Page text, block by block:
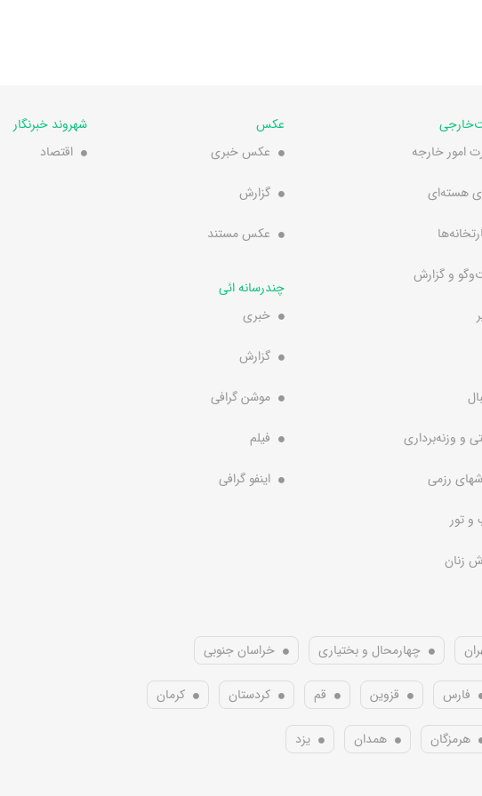
امور خارجه
هسته‌ای
و گزارش
و وزنه‌برداری
رزمی
و تور
زنان
عکس
عکس خبری
گزارش
عکس مستند
چندرسانه ائی
خبری
گزارش
موشن گرافی
فیلم
اینفو گرافی
شهروند خبرنگار
اقتصاد
چهارمحال و بختیاری خراسان جنوبی
فارس قزوین قم کردستان کرمان
هرمزگان همدان یزد